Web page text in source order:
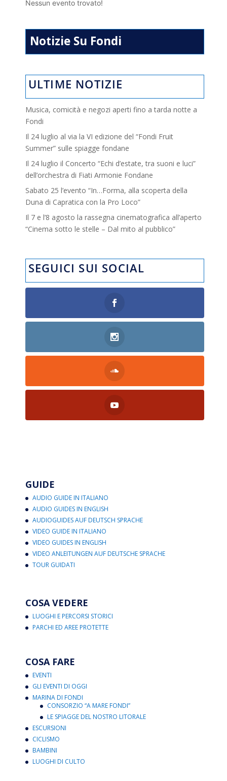
Nessun evento trovato!
Notizie Su Fondi
ULTIME NOTIZIE
Musica, comicità e negozi aperti fino a tarda notte a
Fondi
Il 24 luglio al via la VI edizione del “Fondi Fruit
Summer” sulle spiagge fondane
Il 24 luglio il Concerto “Echi d’estate, tra suoni e luci”
dell’orchestra di Fiati Armonie Fondane
Sabato 25 l’evento “In…Forma, alla scoperta della
Duna di Capratica con la Pro Loco”
Il 7 e l’8 agosto la rassegna cinematografica all’aperto
“Cinema sotto le stelle – Dal mito al pubblico”
SEGUICI SUI SOCIAL
GUIDE
AUDIO GUIDE IN ITALIANO
AUDIO GUIDES IN ENGLISH
AUDIOGUIDES AUF DEUTSCH SPRACHE
VIDEO GUIDE IN ITALIANO
VIDEO GUIDES IN ENGLISH
VIDEO ANLEITUNGEN AUF DEUTSCHE SPRACHE
TOUR GUIDATI
COSA VEDERE
LUOGHI E PERCORSI STORICI
PARCHI ED AREE PROTETTE
COSA FARE
EVENTI
GLI EVENTI DI OGGI
MARINA DI FONDI
CONSORZIO “A MARE FONDI”
LE SPIAGGE DEL NOSTRO LITORALE
ESCURSIONI
CICLISMO
BAMBINI
LUOGHI DI CULTO